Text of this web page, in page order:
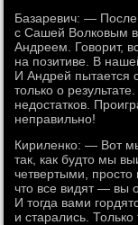
Базаревич: — После
с Сашей Волковым в
Андреем. Говорит,
на позитиве. В
И Андрей пытается
только о
недостатков.
неправильно!
Кириленко: — Вот
так, как будто мы
четвертыми,
что все видят — вы
И тогда вами
и старались.